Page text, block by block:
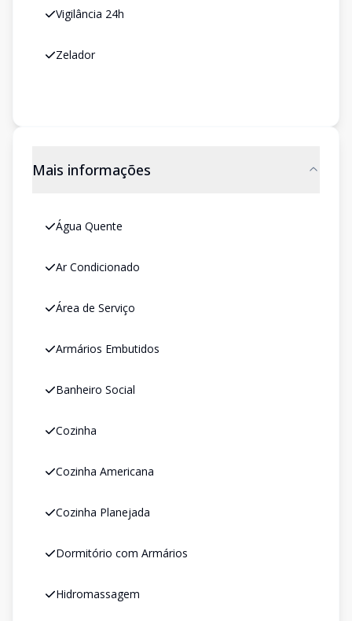
Vigilância 24h
Zelador
Mais informações
Água Quente
Ar Condicionado
Área de Serviço
Armários Embutidos
Banheiro Social
Cozinha
Cozinha Americana
Cozinha Planejada
Dormitório com Armários
Hidromassagem